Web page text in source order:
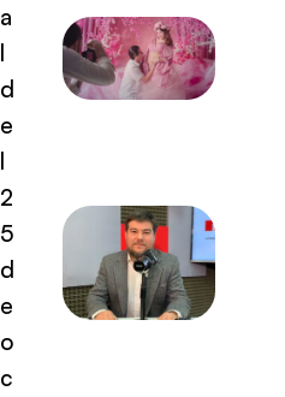
a
l
d
e
l
2
5
d
e
o
c